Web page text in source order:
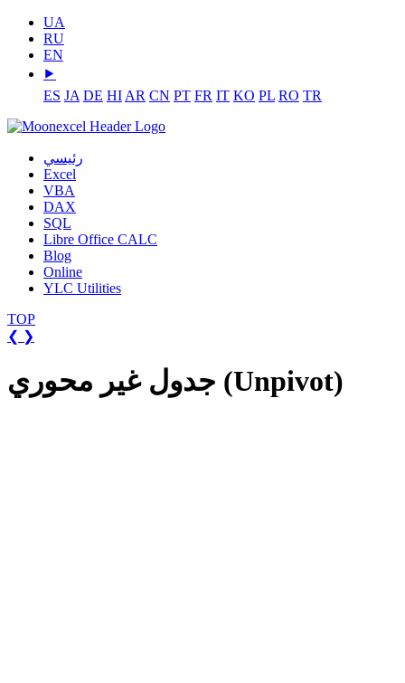
UA
RU
EN
⯈
ES JA DE HI AR CN PT FR IT KO PL RO TR
رئيسي
Excel
VBA
DAX
SQL
Libre Office CALC
Blog
Online
YLC Utilities
TOP
❮ ❯
جدول غير محوري (Unpivot)